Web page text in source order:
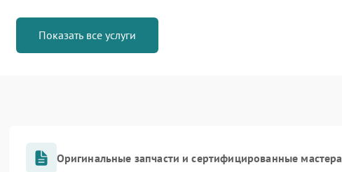
Показать все услуги
Оригинальные запчасти и сертифицированные мастера